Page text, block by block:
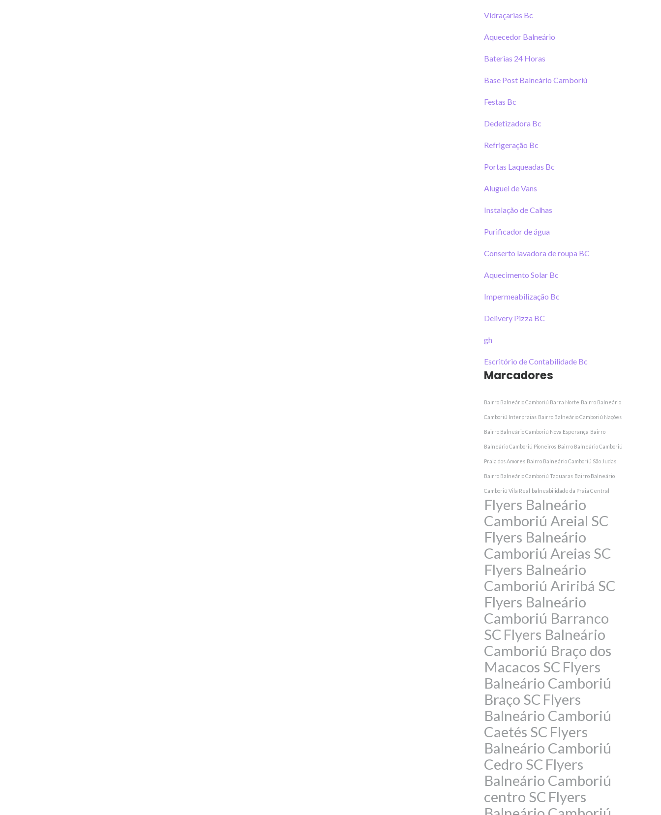
Vidraçarias Bc
Aquecedor Balneário
Baterias 24 Horas
Base Post Balneário Camboriú
Festas Bc
Dedetizadora Bc
Refrigeração Bc
Portas Laqueadas Bc
Aluguel de Vans
Instalação de Calhas
Purificador de água
Conserto lavadora de roupa BC
Aquecimento Solar Bc
Impermeabilização Bc
Delivery Pizza BC
gh
Escritório de Contabilidade Bc
Marcadores
Bairro Balneário Camboriú Barra Norte Bairro Balneário
Camboriú Interpraias Bairro Balneário Camboriú Nações
Bairro Balneário Camboriú Nova Esperança Bairro
Balneário Camboriú Pioneiros Bairro Balneário Camboriú
Praia dos Amores Bairro Balneário Camboriú São Judas
Bairro Balneário Camboriú Taquaras Bairro Balneário
Camboriú Vila Real balneabilidade da Praia Central
Flyers Balneário
Camboriú Areial SC
Flyers Balneário
Camboriú Areias SC
Flyers Balneário
Camboriú Ariribá SC
Flyers Balneário
Camboriú Barranco
SC Flyers Balneário
Camboriú Braço dos
Macacos SC Flyers
Balneário Camboriú
Braço SC Flyers
Balneário Camboriú
Caetés SC Flyers
Balneário Camboriú
Cedro SC Flyers
Balneário Camboriú
centro SC Flyers